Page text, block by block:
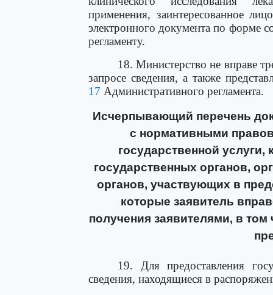
применения, заинтересованное
электронного документа по форме
регламенту.
18. Министерство не вправе
запросе сведения, а также
17 Административного регламента.
Исчерпывающий перечень
с нормативными
государственной
государственных органов,
органов, участвующих в
которые заявитель
получения заявителями, в
19. Для предоставления
сведения, находящиеся в